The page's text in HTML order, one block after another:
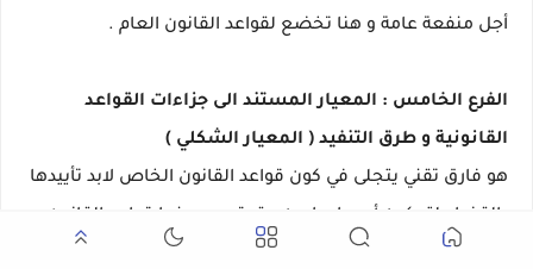
أجل منفعة عامة و هنا تخضع لقواعد القانون العام .
الفرع الخامس : المعيار المستند الى جزاءات القواعد
القانونية و طرق التنفيد ( المعيار الشكلي )
هو فارق تقني يتجلى في كون قواعد القانون الخاص لابد تأييدها